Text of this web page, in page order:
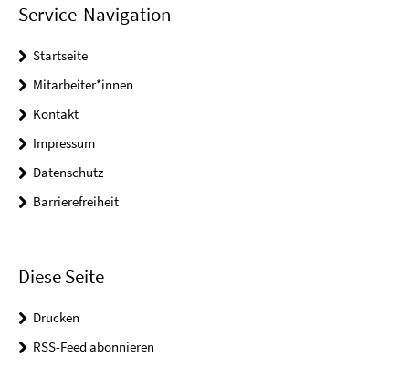
Service-Navigation
Startseite
Mitarbeiter*innen
Kontakt
Impressum
Datenschutz
Barrierefreiheit
Diese Seite
Drucken
RSS-Feed abonnieren